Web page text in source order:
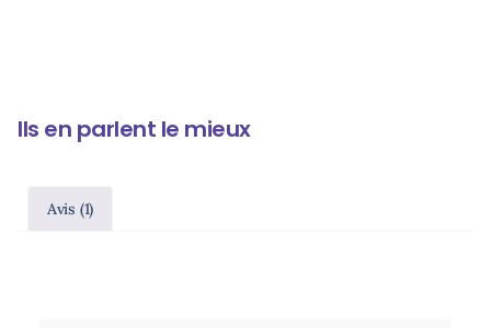
Ils en parlent le mieux
Avis (1)